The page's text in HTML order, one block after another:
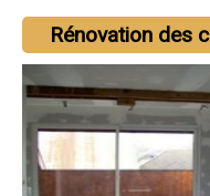
Rénovation des